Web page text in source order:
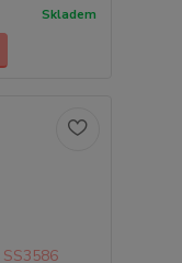
Skladem